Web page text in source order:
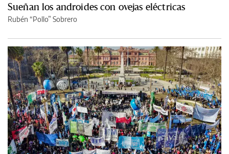
Sueñan los androides con ovejas eléctricas
Rubén “Pollo” Sobrero